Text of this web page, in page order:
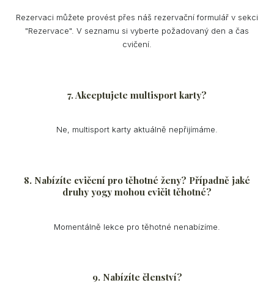
Rezervaci můžete provést přes náš rezervační formulář v sekci
"Rezervace". V seznamu si vyberte požadovaný den a čas
cvičení.
7.Akceptujete multisport karty?
Ne, multisport karty aktuálně nepřijímáme.
8. Nabízíte cvičení pro těhotné ženy? Případně jaké
druhy yogy mohou cvičit těhotné?
Momentálně lekce pro těhotné nenabízíme.
9. Nabízíte členství?